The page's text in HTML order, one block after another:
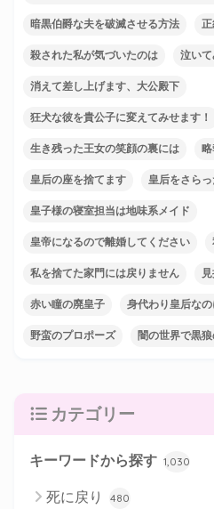
暗黒伯爵な夫を破滅させる方法
殺された私が気づいたのは 泣い
消えて差し上げます、大公殿下
狂犬な彼を貴公子に変えてみせます！
生き残った王女の笑顔の裏には
皇后の座を捨てます 皇后をさら
皇子様の寝室担当は地味系メイド
皇帝になるので離婚してください
私を捨てた家門には戻りません
赤い瞳の廃皇子 身代わり皇后な
野蛮のプロポーズ 闇の世界で黒
カテゴリー
キーワードから探す 1,030
死に戻り 480